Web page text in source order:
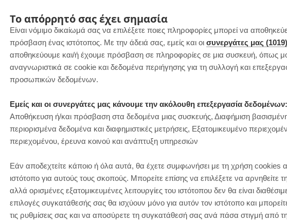
Το απόρρητό σας έχει σημασία
Είναι νόμιμο δικαίωμά σας να επιλέξετε ποιες πληροφορίες μπορεί να
πρόσβαση ένας ιστότοπος. Με την άδειά σας, εμείς και οι συνεργάτες μας (1019)
αποθηκεύουμε και/ή έχουμε πρόσβαση σε πληροφορίες σε μια συσκευή, όπως
αναγνωριστικά σε cookie και δεδομένα περιήγησης για τη συλλογή και
προσωπικών δεδομένων.
Εμείς και οι συνεργάτες μας κάνουμε την ακόλουθη επεξεργασία δεδομένων:
Αποθήκευση ή/και πρόσβαση στα δεδομένα μιας συσκευής, Διαφήμιση
περιορισμένα δεδομένα και διαφημιστικές μετρήσεις, Εξατομικευμένο
περιεχομένου, έρευνα κοινού και ανάπτυξη υπηρεσιών
Εάν αποδεχτείτε κάποιο ή όλα αυτά, θα έχετε συμφωνήσει με τη χρήση cookies
ιστότοπο για αυτούς τους σκοπούς. Μπορείτε επίσης να επιλέξετε να αρνηθείτε
αλλά ορισμένες εξατομικευμένες λειτουργίες του ιστότοπου δεν θα είναι
επιλογές συγκατάθεσής σας θα ισχύουν μόνο για αυτόν τον ιστότοπο και
τις ρυθμίσεις σας και να αποσύρετε τη συγκατάθεσή σας ανά πάσα στιγμή από